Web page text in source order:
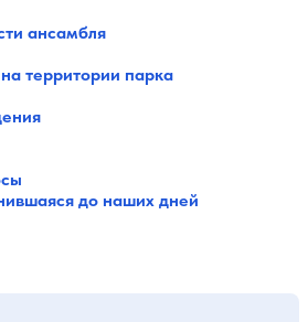
ансамбля
территории парка
до наших дней